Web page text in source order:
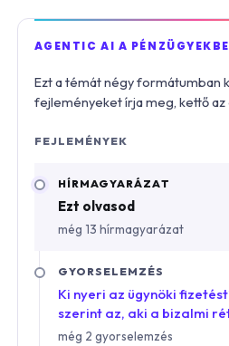
AGENTIC AI A
Ezt a témát négy formátumban
fejleményeket írja meg, kettő
FEJLEMÉNYEK
HÍRMAGYARÁZAT
Ezt olvasod
még 13 hírmagyarázat
GYORSELEMZÉS
Ki nyeri az ügynöki
szerint az, aki a bizalmi
még 2 gyorselemzés